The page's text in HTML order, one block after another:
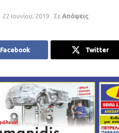
22 Ιουνίου, 2019 Σε Απόψεις
Facebook Twitter